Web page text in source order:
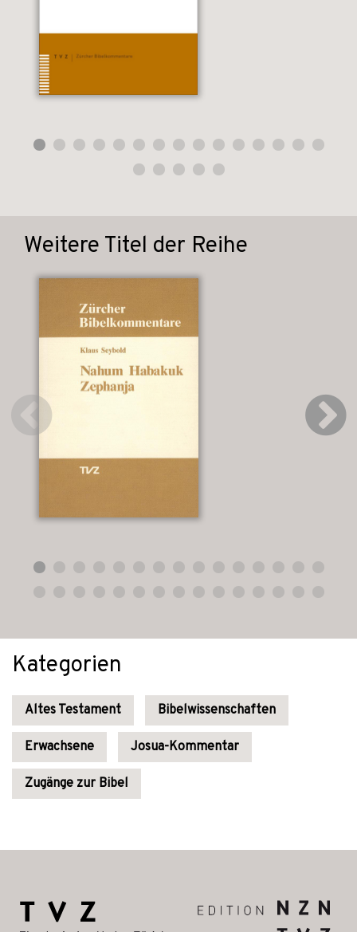
Weitere Titel der Reihe
Kategorien
Altes Testament Bibelwissenschaften
Erwachsene Josua-Kommentar
Zugänge zur Bibel